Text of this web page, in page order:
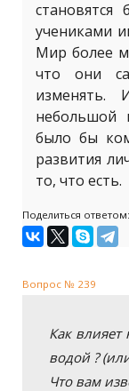
учениками
Мир более
что они
изменять.
небольшой
было бы
развития
то, что есть.
Поделиться ответом:
Вопрос № 239
Как влияет
водой ?
Что вам